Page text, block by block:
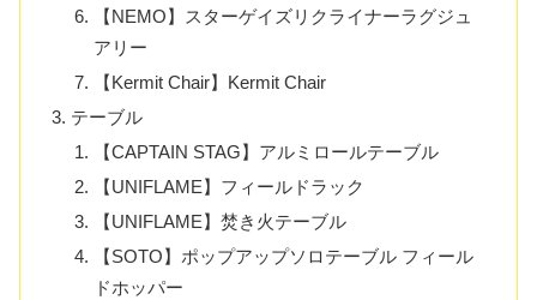
【NEMO】スターゲイズリクライナーラグジュ
アリー
【Kermit Chair】Kermit Chair
テーブル
【CAPTAIN STAG】アルミロールテーブル
【UNIFLAME】フィールドラック
【UNIFLAME】焚き火テーブル
【SOTO】ポップアップソロテーブル フィール
ドホッパー